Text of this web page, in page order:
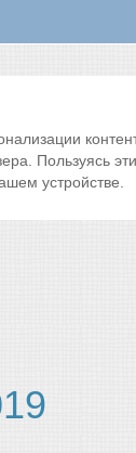
Пользуясь
устройстве.